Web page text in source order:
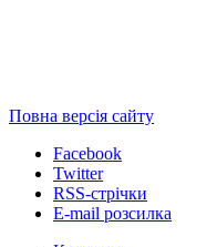
Повна версія сайту
Facebook
Twitter
RSS-стрічки
E-mail розсилка